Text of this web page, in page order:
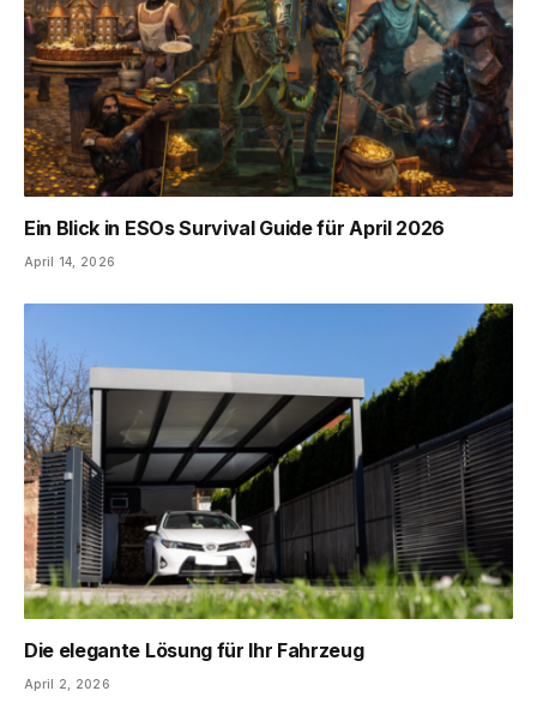
Ein Blick in ESOs Survival Guide für April 2026
April 14, 2026
Die elegante Lösung für Ihr Fahrzeug
April 2, 2026